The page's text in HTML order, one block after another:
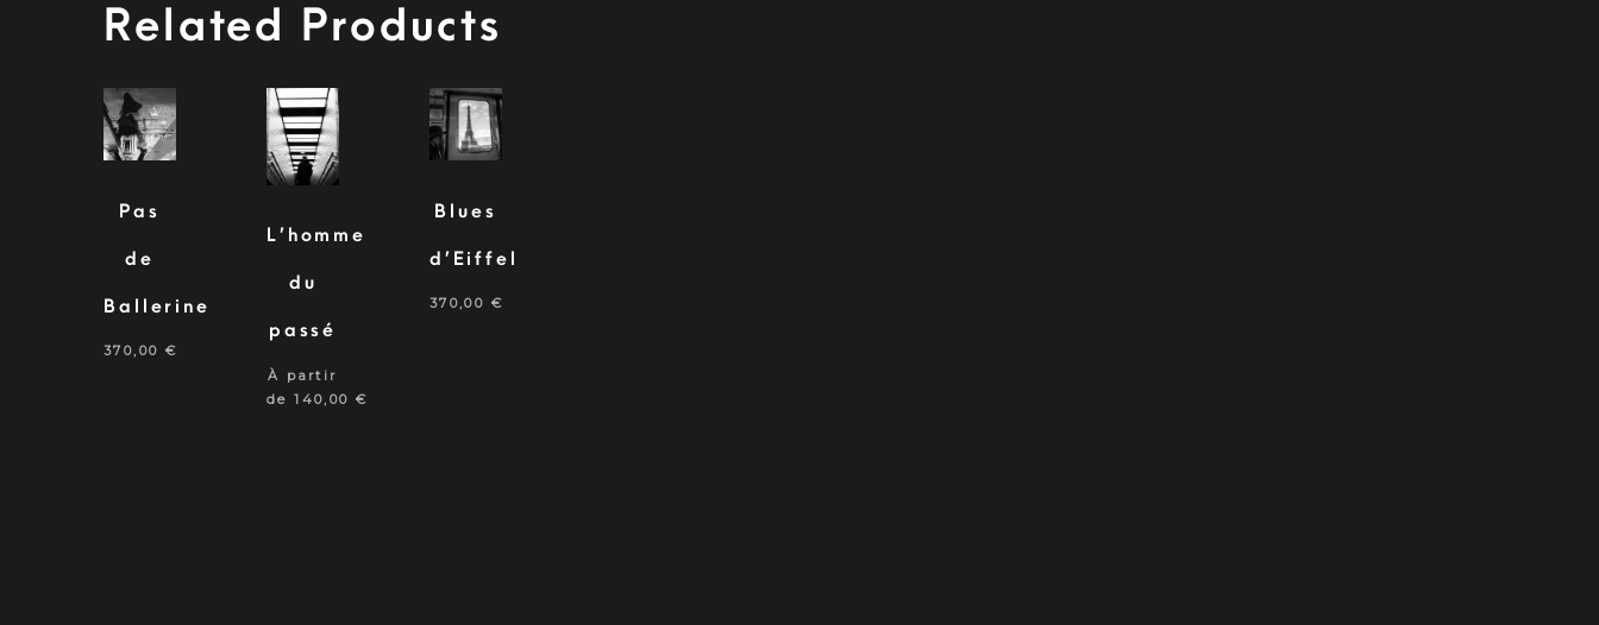
Related Products
Pas
de
Ballerine
370,00 €
L’homme
du
passé
À partir
de140,00 €
Blues
d’Eiffel
370,00 €